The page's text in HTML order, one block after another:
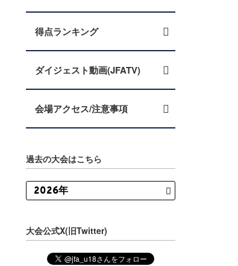
得点ランキング
ダイジェスト動画(JFATV)
会場アクセス/注意事項
過去の大会はこちら
大会公式X(旧Twitter)